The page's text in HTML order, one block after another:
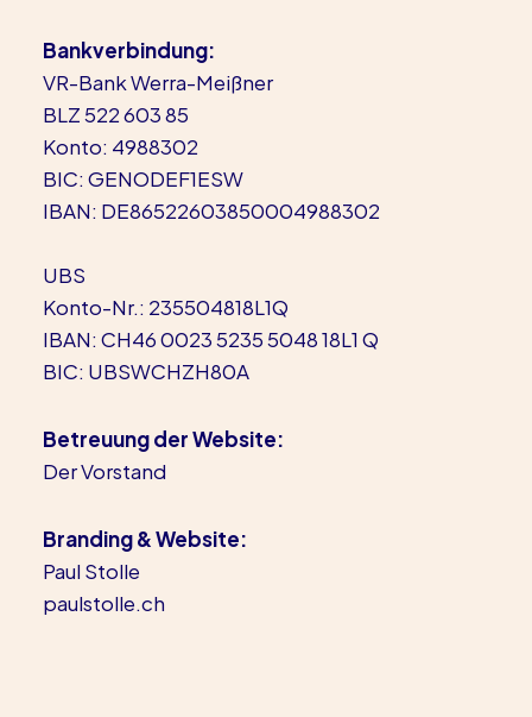
Bankverbindung:
VR-Bank Werra-Meißner
BLZ 522 603 85
Konto: 4988302
BIC: GENODEF1ESW
IBAN: DE86522603850004988302
UBS
Konto-Nr.: 235504818L1Q
IBAN: CH46 0023 5235 5048 18L1 Q
BIC: UBSWCHZH80A
Betreuung der Website:
Der Vorstand
Branding & Website:
Paul Stolle
paulstolle.ch